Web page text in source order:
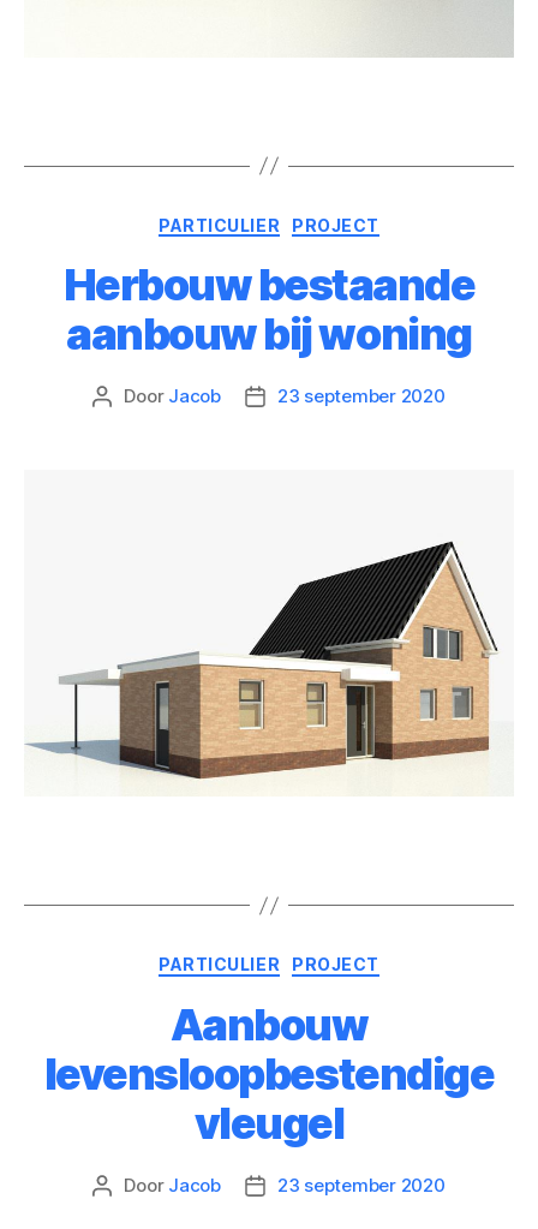
PARTICULIER PROJECT
Herbouw bestaande
aanbouw bij woning
Door Jacob 23 september 2020
PARTICULIER PROJECT
Aanbouw
levensloopbestendige
vleugel
Door Jacob 23 september 2020